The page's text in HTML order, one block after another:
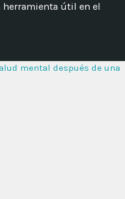
Current
útil en el